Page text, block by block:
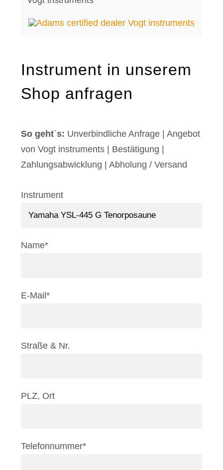
Instrument in unserem
Shop anfragen
So gehtˋs: Unverbindliche Anfrage | Angebot
von Vogt instruments
Bestätigung
Zahlungsabwicklung |Abholung / Versand
Instrument
Name*
E-Mail*
Straße & Nr.
PLZ, Ort
Telefonnummer*